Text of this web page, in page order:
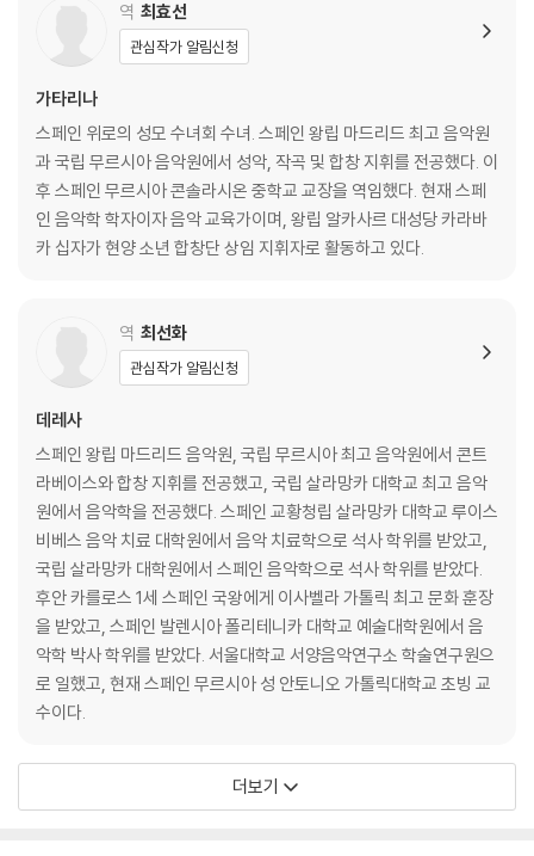
역 최효선
관심작가 알림신청
가타리나
스페인 위로의 성모 수녀회 수녀. 스페인 왕립 마드리드 최고 음악원
과 국립 무르시아 음악원에서 성악, 작곡 및 합창 지휘를 전공했다. 이
후 스페인 무르시아 콘솔라시온 중학교 교장을 역임했다. 현재 스페
인 음악학 학자이자 음악 교육가이며, 왕립 알카사르 대성당 카라바
카 십자가 현양 소년 합창단 상임 지휘자로 활동하고 있다.
역 최선화
관심작가 알림신청
데레사
스페인 왕립 마드리드 음악원, 국립 무르시아 최고 음악원에서 콘트
라베이스와 합창 지휘를 전공했고, 국립 살라망카 대학교 최고 음악
원에서 음악학을 전공했다. 스페인 교황청립 살라망카 대학교 루이스
비베스 음악 치료 대학원에서 음악 치료학으로 석사 학위를 받았고,
국립 살라망카 대학원에서 스페인 음악학으로 석사 학위를 받았다.
후안 카를로스 1세 스페인 국왕에게 이사벨라 가톨릭 최고 문화 훈장
을 받았고, 스페인 발렌시아 폴리테니카 대학교 예술대학원에서 음
악학 박사 학위를 받았다. 서울대학교 서양음악연구소 학술연구원으
로 일했고, 현재 스페인 무르시아 성 안토니오 가톨릭대학교 초빙 교
수이다.
더보기